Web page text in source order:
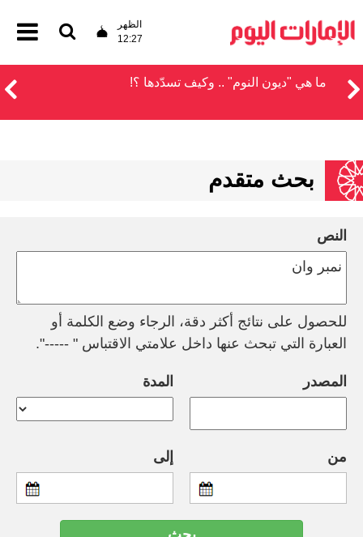
الظهر
12:27
ما هي "ديون النوم" .. وكيف تسدّدها ؟!
بحث متقدم
النص
للحصول على نتائج أكثر دقة، الرجاء وضع الكلمة أو
العبارة التي تبحث عنها داخل علامتي الاقتباس " -----".
المصدر المدة
من إلى